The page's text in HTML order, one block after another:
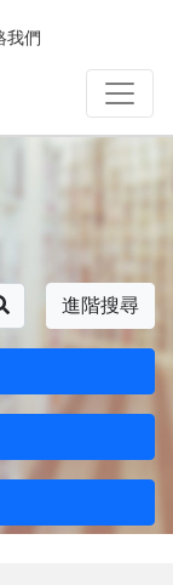
我們
進階搜尋